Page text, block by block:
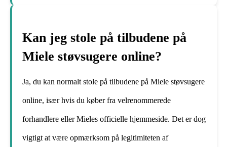
Kan jeg stole på tilbudene på
Miele støvsugere online?
Ja, du kan normalt stole på tilbudene på Miele støvsugere
online, især hvis du køber fra velrenommerede
forhandlere eller Mieles officielle hjemmeside. Det er dog
vigtigt at være opmærksom på legitimiteten af